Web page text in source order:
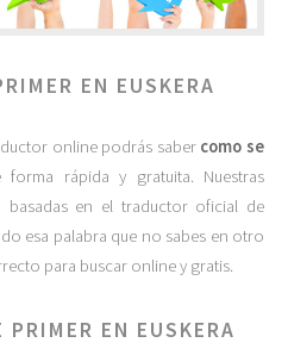
EN EUSKERA
online podrás saber como se
forma rápida y gratuita. Nuestras
basadas en el traductor oficial de
esa palabra que no sabes en otro
para buscar online y gratis.
PRIMER EN EUSKERA